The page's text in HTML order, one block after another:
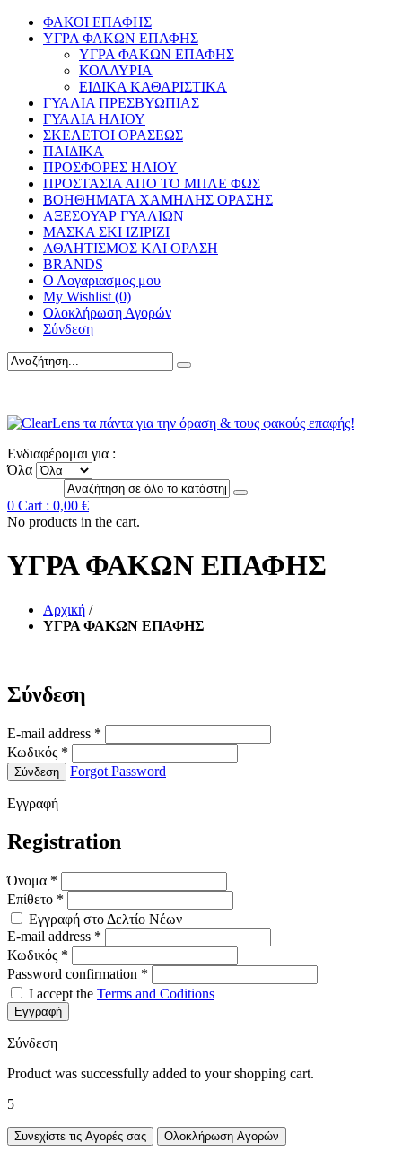
ΦΑΚΟΙ ΕΠΑΦΗΣ
ΥΓΡΑ ΦΑΚΩΝ ΕΠΑΦΗΣ
ΥΓΡΑ ΦΑΚΩΝ ΕΠΑΦΗΣ
ΚΟΛΛΥΡΙΑ
ΕΙΔΙΚΑ ΚΑΘΑΡΙΣΤΙΚΑ
ΓΥΑΛΙΑ ΠΡΕΣΒΥΩΠΙΑΣ
ΓΥΑΛΙΑ ΗΛΙΟΥ
ΣΚΕΛΕΤΟΙ ΟΡΑΣΕΩΣ
ΠΑΙΔΙΚΑ
ΠΡΟΣΦΟΡΕΣ ΗΛΙΟΥ
ΠΡΟΣΤΑΣΙΑ ΑΠΟ ΤΟ ΜΠΛΕ ΦΩΣ
ΒΟΗΘΗΜΑΤΑ ΧΑΜΗΛΗΣ ΟΡΑΣΗΣ
ΑΞΕΣΟΥΑΡ ΓΥΑΛΙΩΝ
ΜΑΣΚΑ ΣΚΙ IZIPIZI
ΑΘΛΗΤΙΣΜΟΣ ΚΑΙ ΟΡΑΣΗ
BRANDS
Ο Λογαριασμος μου
My Wishlist (0)
Ολοκλήρωση Αγορών
Σύνδεση
Ενδιαφέρομαι για :
Όλα
0 Cart : 0,00 €
No products in the cart.
ΥΓΡΑ ΦΑΚΩΝ ΕΠΑΦΗΣ
Αρχική /
ΥΓΡΑ ΦΑΚΩΝ ΕΠΑΦΗΣ
Σύνδεση
E-mail address *
Κωδικός *
Σύνδεση Forgot Password
Εγγραφή
Registration
Όνομα *
Επίθετο *
Εγγραφή στο Δελτίο Νέων
E-mail address *
Κωδικός *
Password confirmation *
I accept the Terms and Coditions
Εγγραφή
Σύνδεση
Product was successfully added to your shopping cart.
5
Συνεχίστε τις Αγορές σας Ολοκλήρωση Αγορών